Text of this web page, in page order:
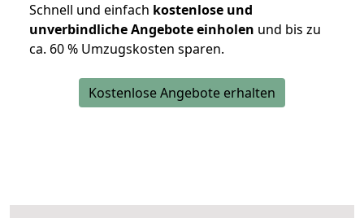
Schnell und einfach kostenlose und
unverbindliche Angebote einholen und bis zu
ca. 60 % Umzugskosten sparen.
Kostenlose Angebote erhalten